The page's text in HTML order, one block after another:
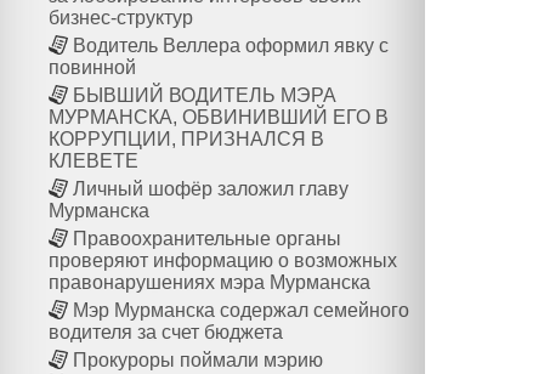
бизнес-структур
Водитель Веллера оформил явку с
повинной
БЫВШИЙ ВОДИТЕЛЬ МЭРА
МУРМАНСКА, ОБВИНИВШИЙ ЕГО В
КОРРУПЦИИ, ПРИЗНАЛСЯ В
КЛЕВЕТЕ
Личный шофёр заложил главу
Мурманска
Правоохранительные органы
проверяют информацию о возможных
правонарушениях мэра Мурманска
Мэр Мурманска содержал семейного
водителя за счет бюджета
Прокуроры поймали мэрию